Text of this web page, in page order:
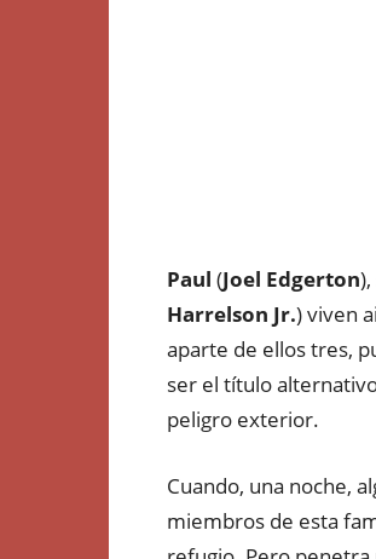
Paul (Joel Edgerton
Harrelson Jr.) viven
aparte de ellos tres,
ser el título
peligro exterior.
Cuando, una noche,
miembros de esta